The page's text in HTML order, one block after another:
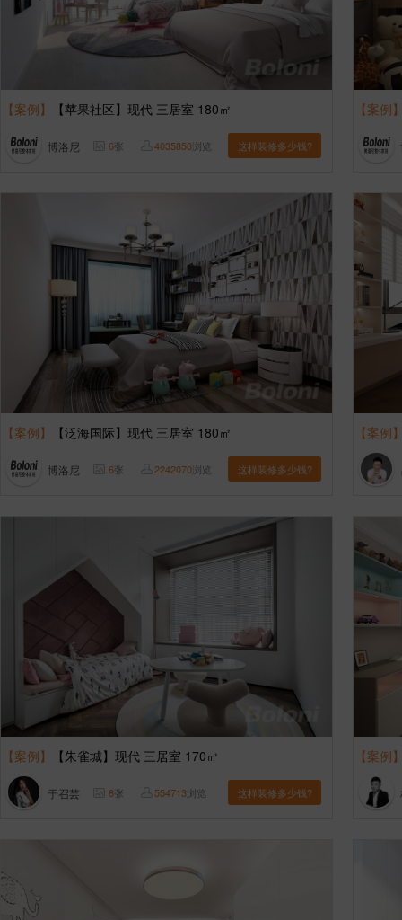
【案例】 【苹果社区】现代 三居室 180㎡
博洛尼 6张 4035858浏览 这样装修多少钱?
【案例
【案例】 【泛海国际】现代 三居室 180㎡
博洛尼 6张 2242070浏览 这样装修多少钱?
【案例
【案例】 【朱雀城】现代 三居室 170㎡
于召芸 8张 554713浏览 这样装修多少钱?
【案例